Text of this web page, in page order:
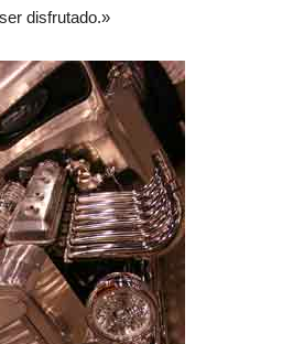
disfrutado.»